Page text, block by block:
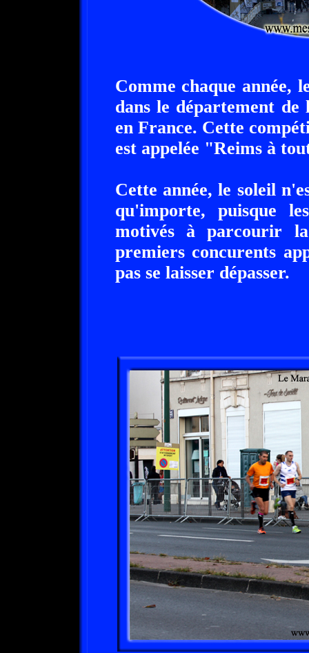
Comme chaque année,
dans le département
en France. Cette
est appelée "Reims à
Cette année, le soleil
qu'importe, puisque
motivés à parcourir
premiers concurents
pas se laisser dépasser.